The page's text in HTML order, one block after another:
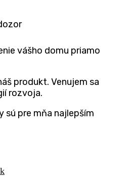
vášho domu pri­a­mo
pro­dukt. Venu­jem sa
rozvoja.
sú pre mňa naj­lep­ším